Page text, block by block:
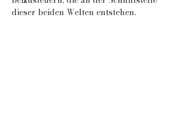
dieser beiden Welten entstehen.